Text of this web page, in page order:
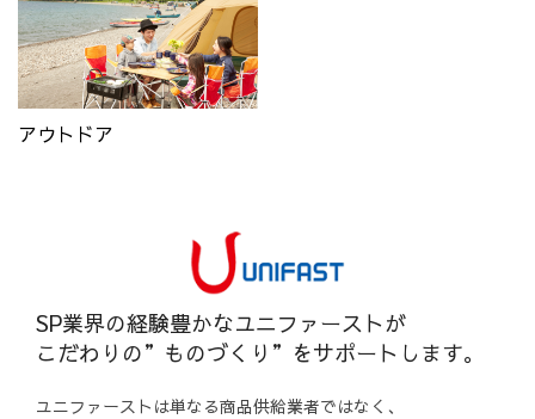
アウトドア
SP業界の経験豊かなユニファーストが
こだわりの”ものづくり”をサポートします。
ユニファーストは単なる商品供給業者ではなく、